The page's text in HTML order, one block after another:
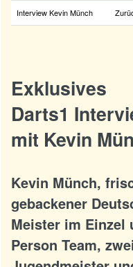
Interview Kevin Münch
Exklusives
Darts1
mit Kevin
Kevin Münch,
gebackener
Meister im Einzel
Person Team,